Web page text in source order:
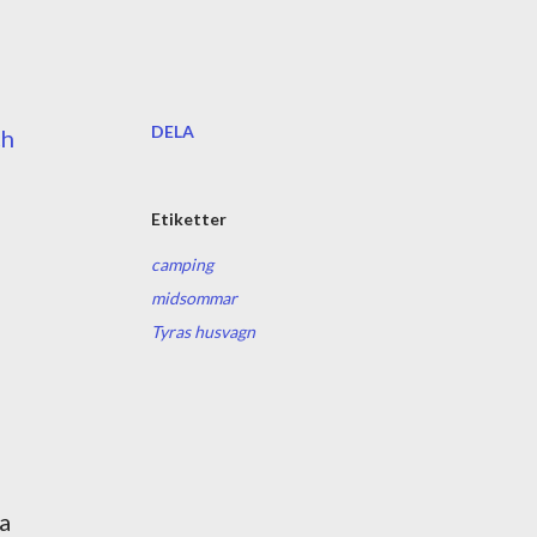
DELA
Etiketter
camping
midsommar
Tyras husvagn